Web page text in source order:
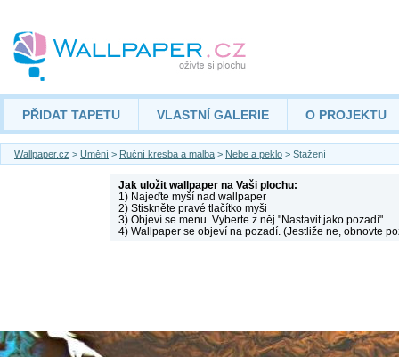
PŘIDAT TAPETU VLASTNÍ GALERIE O PROJEKTU
Wallpaper.cz > Umění > Ruční kresba a malba > Nebe a peklo > Stažení
Jak uložit wallpaper na Vaši plochu:
1) Najeďte myší nad wallpaper
2) Stiskněte pravé tlačítko myši
3) Objeví se menu. Vyberte z něj "Nastavit jako pozadí"
4) Wallpaper se objeví na pozadí. (Jestliže ne, obnovte